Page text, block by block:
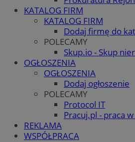
KATALOG FIRM
KATALOG FIRM
Dodaj firmę do
POLECAMY
Skup.io - Skup
OGŁOSZENIA
OGŁOSZENIA
Dodaj ogłoszenie
POLECAMY
Protocol IT
Pracuj.pl - praca
REKLAMA
WSPÓŁPRACA